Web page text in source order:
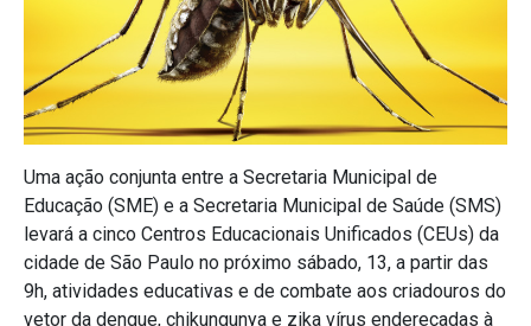
Uma ação conjunta entre a Secretaria Municipal de
Educação (SME) e a Secretaria Municipal de Saúde (SMS)
levará a cinco Centros Educacionais Unificados (CEUs) da
cidade de São Paulo no próximo sábado, 13, a partir das
9h, atividades educativas e de combate aos criadouros do
vetor da dengue, chikungunya e zika vírus endereçadas à